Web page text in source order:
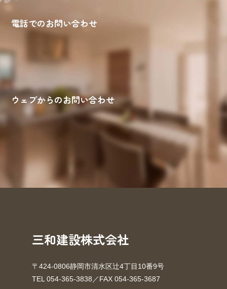
電話でのお問い合わせ
ウェブからのお問い合わせ
お問い合わせ 資料請求
三和建設株式会社
〒424-0806静岡市清水区辻4丁目10番9号
TEL 054-365-3838／FAX 054-365-3687